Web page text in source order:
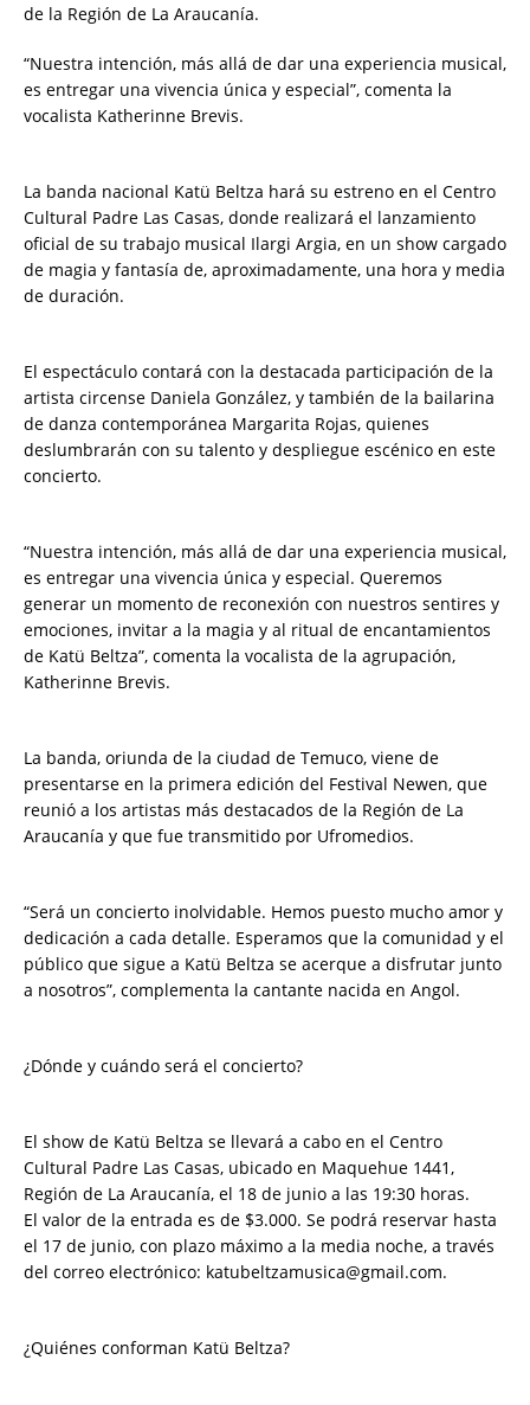
de la Región de La Araucanía.
“Nuestra intención, más allá de dar una experiencia musical,
es entregar una vivencia única y especial”, comenta la
vocalista Katherinne Brevis.
La banda nacional Katü Beltza hará su estreno en el Centro
Cultural Padre Las Casas, donde realizará el lanzamiento
oficial de su trabajo musical Ilargi Argia, en un show cargado
de magia y fantasía de, aproximadamente, una hora y media
de duración.
El espectáculo contará con la destacada participación de la
artista circense Daniela González, y también de la bailarina
de danza contemporánea Margarita Rojas, quienes
deslumbrarán con su talento y despliegue escénico en este
concierto.
“Nuestra intención, más allá de dar una experiencia musical,
es entregar una vivencia única y especial. Queremos
generar un momento de reconexión con nuestros sentires y
emociones, invitar a la magia y al ritual de encantamientos
de Katü Beltza”, comenta la vocalista de la agrupación,
Katherinne Brevis.
La banda, oriunda de la ciudad de Temuco, viene de
presentarse en la primera edición del Festival Newen, que
reunió a los artistas más destacados de la Región de La
Araucanía y que fue transmitido por Ufromedios.
“Será un concierto inolvidable. Hemos puesto mucho amor y
dedicación a cada detalle. Esperamos que la comunidad y el
público que sigue a Katü Beltza se acerque a disfrutar junto
a nosotros”, complementa la cantante nacida en Angol.
¿Dónde y cuándo será el concierto?
El show de Katü Beltza se llevará a cabo en el Centro
Cultural Padre Las Casas, ubicado en Maquehue 1441,
Región de La Araucanía, el 18 de junio a las 19:30 horas.
El valor de la entrada es de $3.000. Se podrá reservar hasta
el 17 de junio, con plazo máximo a la media noche, a través
del correo electrónico: katubeltzamusica@gmail.com.
¿Quiénes conforman Katü Beltza?